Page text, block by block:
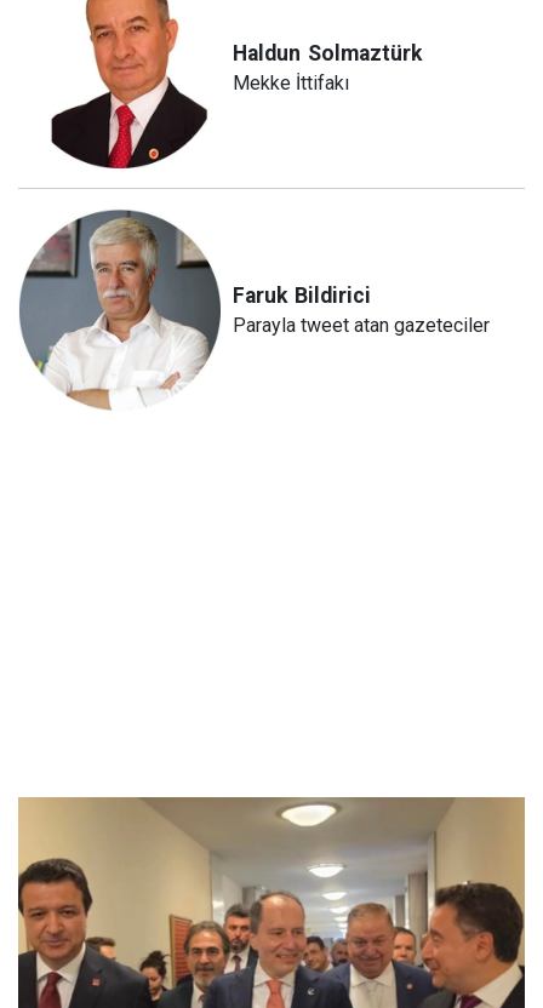
Haldun Solmaztürk
Mekke İttifakı
Faruk Bildirici
Parayla tweet atan gazeteciler